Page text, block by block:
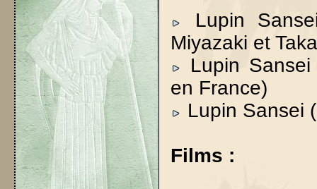
Lupin
Miyazaki et
Lupin
en France)
Lupin Sansei
Films :